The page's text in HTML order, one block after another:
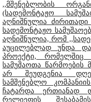
,,მშენებლობის
(სადემონტაჟო
აღნიშნულია
სადემონტაჟო
აღნიშნულია, რომ
აუცილებლად უნდა
პროექტი, რომელშიც
სამუშაოთა
არ შეუდგენია
სამშენებლო
ჩატარდა ერთიანად
რელიეფის